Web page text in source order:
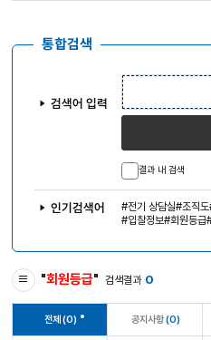
통합검색
검색어 입력
검
색
어
입
결과 내 검색
인기검색어 전기 상담실 조직도
입찰정보 회원등급
"회원등급" 검색결과 0
전체 (0) 공지사항 (0)